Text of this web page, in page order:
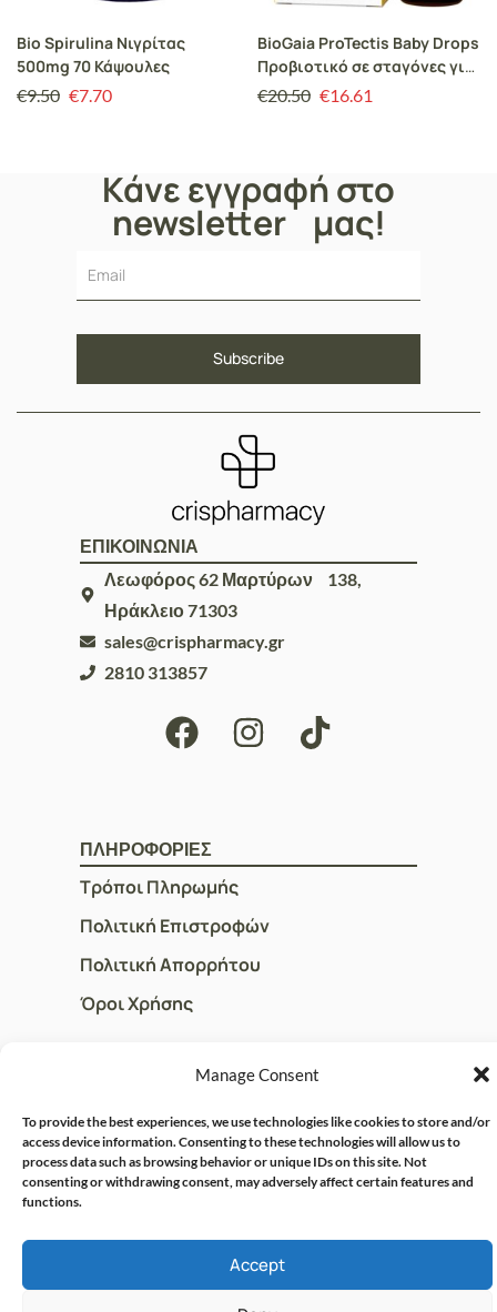
Manage Consent
To provide the best experiences, we use technologies like cookies to store and/or
access device information. Consenting to these technologies will allow us to
process data such as browsing behavior or unique IDs on this site. Not
consenting or withdrawing consent, may adversely affect certain features and
functions.
Accept
Bio Spirulina Νιγρίτας
500mg 70 Κάψουλες
€9.50 €7.70
BioGaia ProTectis Baby Drops
Προβιοτικό σε σταγόνες για
την Αντιμετώπιση των
€20.50 €16.61
Κάνε εγγραφή στο
newsletter μας!
ΕΠΙΚΟΙΝΩΝΙΑ
Λεωφόρος 62 Μαρτύρων 138,
Ηράκλειο 71303
sales@crispharmacy.gr
2810 313857
ΠΛΗΡΟΦΟΡΙΕΣ
Τρόποι Πληρωμής
Πολιτική Επιστροφών
Πολιτική Απορρήτου
Όροι Χρήσης
ΓΡΗΓΟΡOI ΣΥΝΔΕΣΜΟΙ
Ο Λογαριασμός μου
Η Ομάδα μας
Επικοινωνία